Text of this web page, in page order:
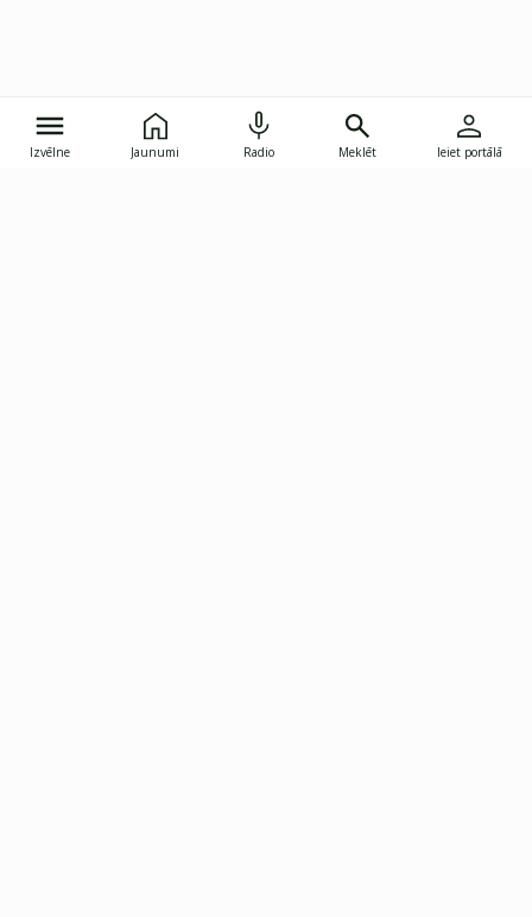
Izvēlne Jaunumi Radio Meklēt Ieiet portālā